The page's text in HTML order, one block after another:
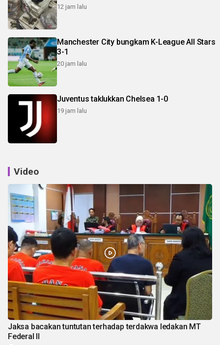
12 jam lalu
Manchester City bungkam K-League All Stars
3-1
20 jam lalu
Juventus taklukkan Chelsea 1-0
19 jam lalu
Video
Jaksa bacakan tuntutan terhadap terdakwa ledakan MT
Federal II